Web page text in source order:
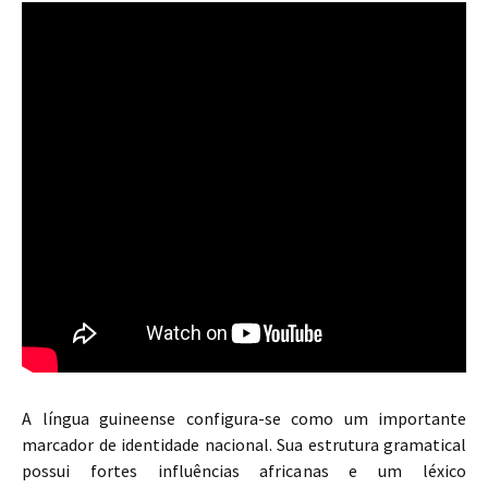
A língua guineense configura-se como um importante
marcador de identidade nacional. Sua estrutura gramatical
possui fortes influências africanas e um léxico